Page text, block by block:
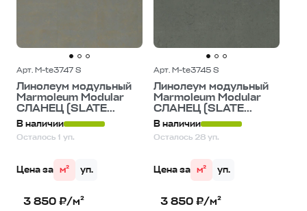
Арт. M-te3747 S
Линолеум модульный
Marmoleum Modular
СЛАНЕЦ (SLATE...
В наличии
Осталось 1 уп.
Цена за м² уп.
3 850 ₽/м²
Арт. M-te3745 S
Линолеум модульный
Marmoleum Modular
СЛАНЕЦ (SLATE...
В наличии
Осталось 28 уп.
Цена за м² уп.
3 850 ₽/м²